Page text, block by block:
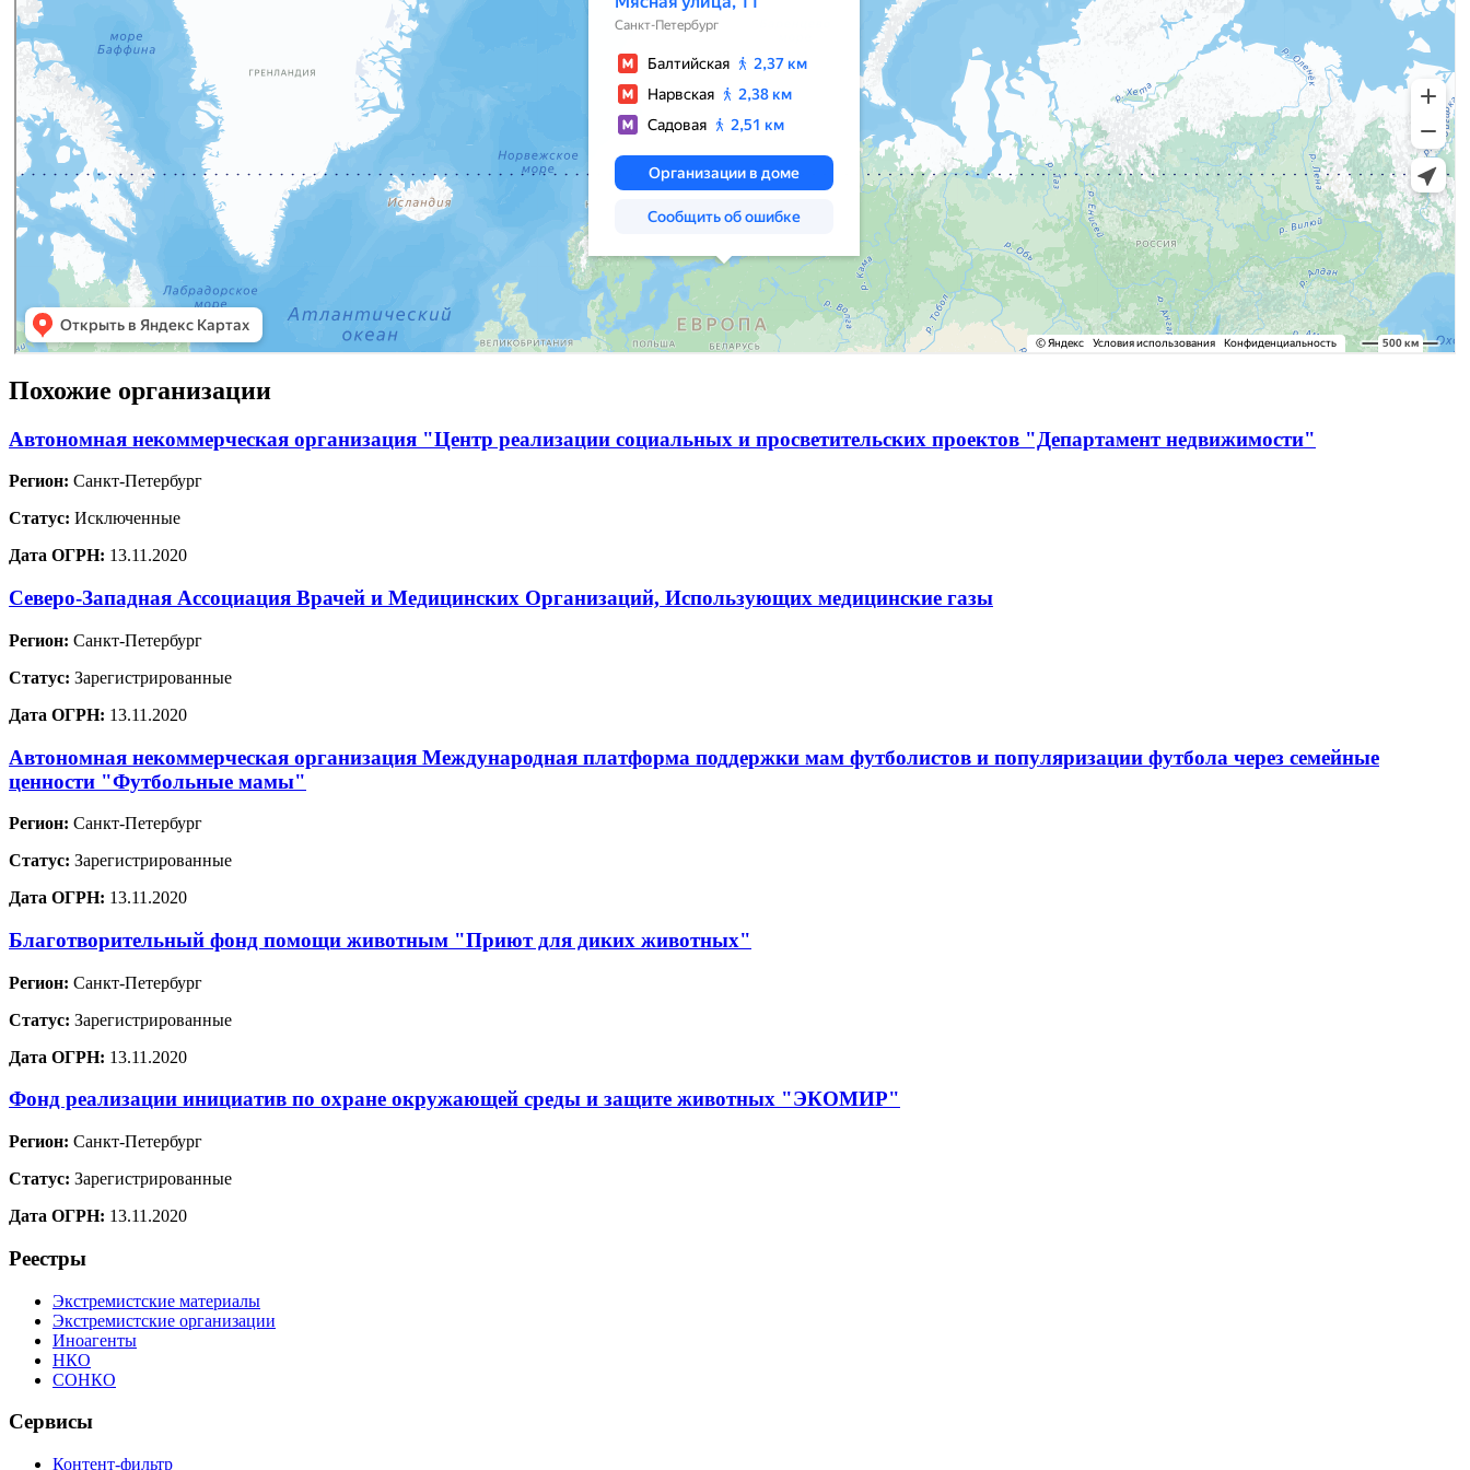
Похожие организации
Автономная некоммерческая организация "Центр реализации социальных и просветительских проектов "Департамент недвижимости"
Регион: Санкт-Петербург
Статус: Исключенные
Дата ОГРН: 13.11.2020
Северо-Западная Ассоциация Врачей и Медицинских Организаций, Использующих медицинские газы
Регион: Санкт-Петербург
Статус: Зарегистрированные
Дата ОГРН: 13.11.2020
Автономная некоммерческая организация Международная платформа поддержки мам футболистов и популяризации футбола через семейные
ценности "Футбольные мамы"
Регион: Санкт-Петербург
Статус: Зарегистрированные
Дата ОГРН: 13.11.2020
Благотворительный фонд помощи животным "Приют для диких животных"
Регион: Санкт-Петербург
Статус: Зарегистрированные
Дата ОГРН: 13.11.2020
Фонд реализации инициатив по охране окружающей среды и защите животных "ЭКОМИР"
Регион: Санкт-Петербург
Статус: Зарегистрированные
Дата ОГРН: 13.11.2020
Реестры
Экстремистские материалы
Экстремистские организации
Иноагенты
НКО
СОНКО
Сервисы
Контент-фильтр